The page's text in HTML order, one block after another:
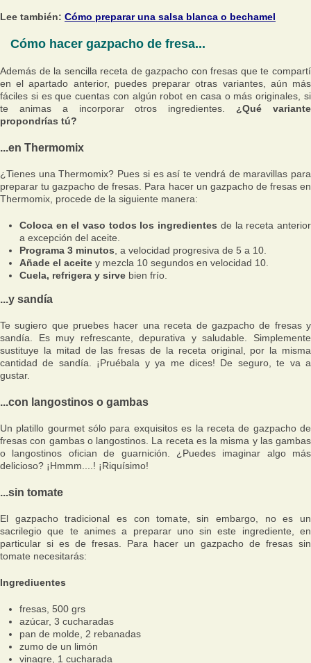
Lee también: Cómo preparar una salsa blanca o bechamel
Cómo hacer gazpacho de fresa...
Además de la sencilla receta de gazpacho con fresas que te compartí
en el apartado anterior, puedes preparar otras variantes, aún más
fáciles si es que cuentas con algún robot en casa o más originales, si
te animas a incorporar otros ingredientes. ¿Qué variante
propondrías tú?
...en Thermomix
¿Tienes una Thermomix? Pues si es así te vendrá de maravillas para
preparar tu gazpacho de fresas. Para hacer un gazpacho de fresas en
Thermomix, procede de la siguiente manera:
Coloca en el vaso todos los ingredientes de la receta anterior
a excepción del aceite.
Programa 3 minutos , a velocidad progresiva de 5 a 10.
Añade el aceite y mezcla 10 segundos en velocidad 10.
Cuela, refrigera y sirve bien frío.
...y sandía
Te sugiero que pruebes hacer una receta de gazpacho de fresas y
sandía. Es muy refrescante, depurativa y saludable. Simplemente
sustituye la mitad de las fresas de la receta original, por la misma
cantidad de sandía. ¡Pruébala y ya me dices! De seguro, te va a
gustar.
...con langostinos o gambas
Un platillo gourmet sólo para exquisitos es la receta de gazpacho de
fresas con gambas o langostinos. La receta es la misma y las gambas
o langostinos ofician de guarnición. ¿Puedes imaginar algo más
delicioso? ¡Hmmm....! ¡Riquísimo!
...sin tomate
El gazpacho tradicional es con tomate, sin embargo, no es un
sacrilegio que te animes a preparar uno sin este ingrediente, en
particular si es de fresas. Para hacer un gazpacho de fresas sin
tomate necesitarás:
Ingrediuentes
fresas, 500 grs
azúcar, 3 cucharadas
pan de molde, 2 rebanadas
zumo de un limón
vinagre, 1 cucharada